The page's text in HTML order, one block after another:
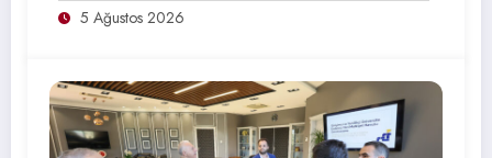
5 Ağustos 2026